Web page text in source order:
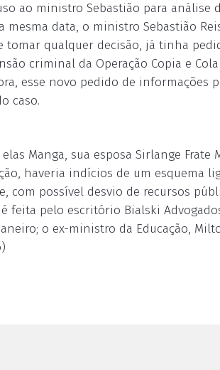
ao ministro Sebastião para análise
data, o ministro Sebastião
qualquer decisão, já tinha
criminal da Operação Copia e
esse novo pedido de informações
caso.
Manga, sua esposa Sirlange Frate
haveria indícios de um esquema
com possível desvio de recursos
feita pelo escritório Bialski
o ex-ministro da Educação,